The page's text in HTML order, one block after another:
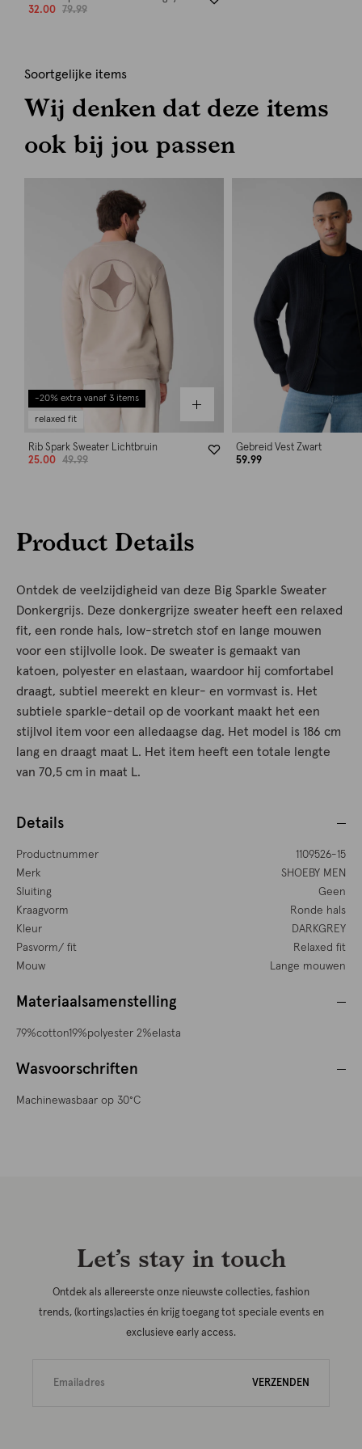
32.00
79.99
Soortgelijke items
Wij denken dat deze items
ook bij jou passen
-20% extra vanaf 3 items
relaxed fit
Rib Spark Sweater Lichtbruin
25.00
49.99
Gebreid Vest Zwart
59.99
Product Details
Ontdek de veelzijdigheid van deze Big Sparkle Sweater
Donkergrijs. Deze donkergrijze sweater heeft een relaxed
fit, een ronde hals, low-stretch stof en lange mouwen
voor een stijlvolle look. De sweater is gemaakt van
katoen, polyester en elastaan, waardoor hij comfortabel
draagt, subtiel meerekt en kleur- en vormvast is. Het
subtiele sparkle-detail op de voorkant maakt het een
stijlvol item voor een alledaagse dag. Het model is 186 cm
lang en draagt maat L. Het item heeft een totale lengte
van 70,5 cm in maat L.
Details
Productnummer
1109526-15
Merk
SHOEBY MEN
Sluiting
Geen
Kraagvorm
Ronde hals
Kleur
DARKGREY
Pasvorm/ fit
Relaxed fit
Mouw
Lange mouwen
Materiaalsamenstelling
79%cotton19%polyester 2%elasta
Wasvoorschriften
Machinewasbaar op 30°C
Let’s stay in touch
Ontdek als allereerste onze nieuwste collecties, fashion
trends, (kortings)acties én krijg toegang tot speciale events en
exclusieve early access.
VERZENDEN